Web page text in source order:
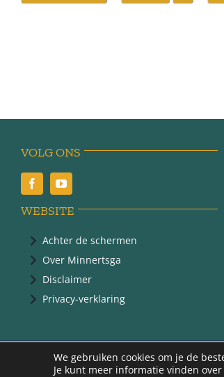
VOLG ONS
WEBSITE
Achter de schermen
Over Minnertsga
Disclaimer
Privacy-verklaring
We gebruiken cookies om je de
Je kunt meer informatie vinden